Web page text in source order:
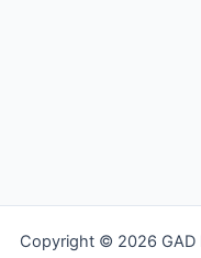
Copyright © 2026 GAD